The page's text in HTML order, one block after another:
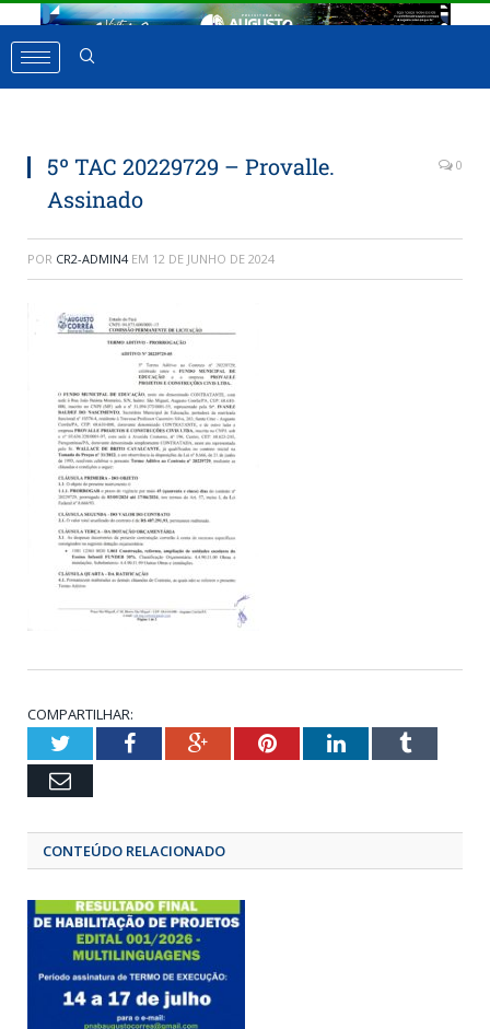
5º TAC 20229729 – Provalle.
Assinado
0
POR CR2-ADMIN4 EM 12 DE JUNHO DE 2024
COMPARTILHAR:
TwitterFacebookGoogle+Pinterest
LinkedIn
Email
CONTEÚDO RELACIONADO